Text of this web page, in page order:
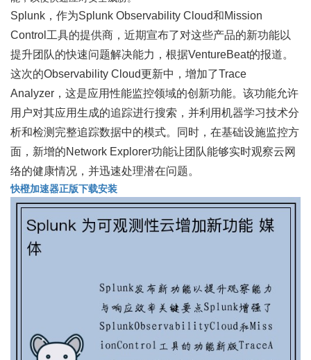
Splunk，作为Splunk Observability Cloud和Mission
Control工具的提供商，近期宣布了对这些产品的新功能以
提升团队的快速问题解决能力，根据VentureBeat的报道。
这次的Observability Cloud更新中，增加了Trace
Analyzer，这是应用性能监控领域的创新功能。该功能允许
用户对其应用生成的追踪进行搜索，并利用机器学习技术分
析和检测完整追踪数据中的模式。同时，在基础设施监控方
面，新增的Network Explorer功能让团队能够实时观察云网
络的健康情况，并迅速处理潜在问题。
快橙加速器正版下载安装